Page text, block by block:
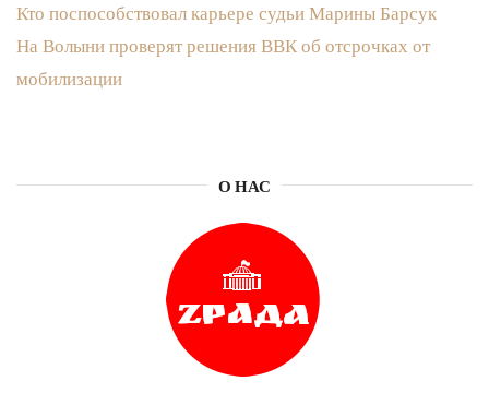
Кто поспособствовал карьере судьи Марины Барсук
На Волыни проверят решения ВВК об отсрочках от
мобилизации
О НАС